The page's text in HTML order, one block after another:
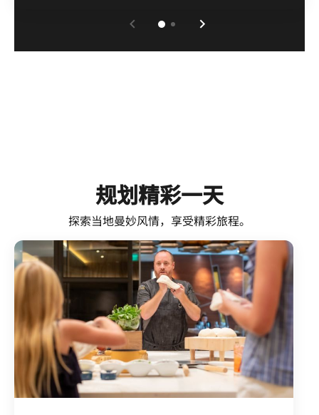
规划精彩一天
探索当地曼妙风情，享受精彩旅程。